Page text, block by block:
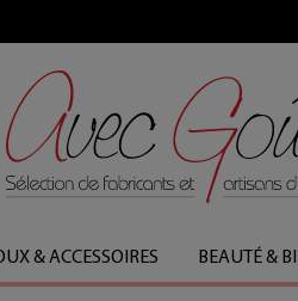
& ACCESSOIRES BEAUTÉ &